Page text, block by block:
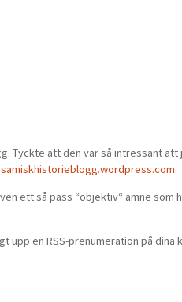
Tyckte att den var så intressant att
.
ett så pass “objektiv“ ämne som
upp en RSS-prenumeration på dina